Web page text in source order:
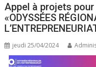
Appel à projets
«ODYSSÉES
jeudi 25/04/2024